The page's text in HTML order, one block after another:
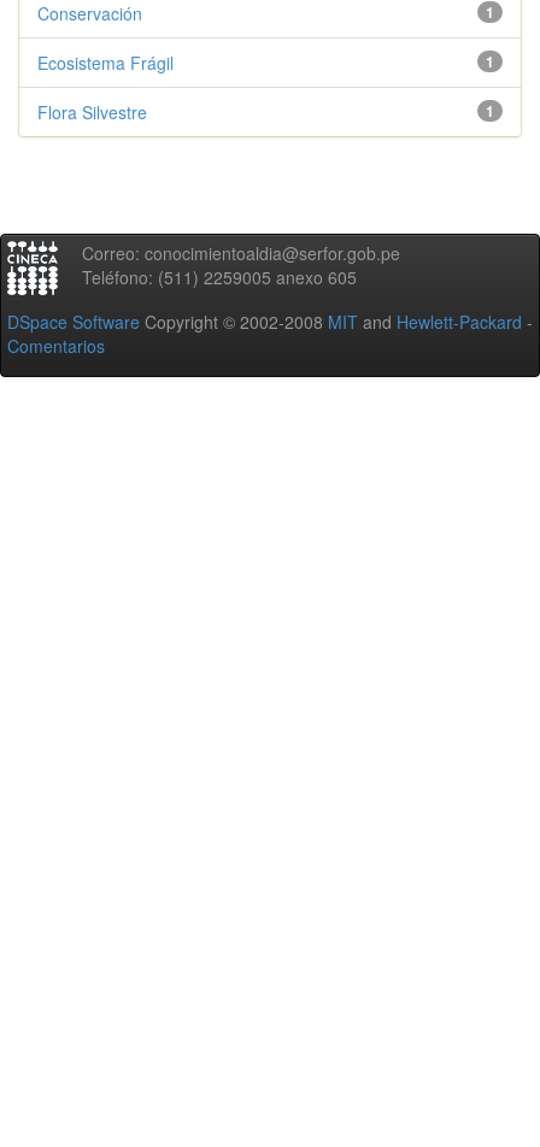
1
Conservación
1
Ecosistema Frágil
1
Flora Silvestre
Correo: conocimientoaldia@serfor.gob.pe
Teléfono: (511) 2259005 anexo 605
DSpace Software Copyright © 2002-2008 MIT and Hewlett-Packard -
Comentarios